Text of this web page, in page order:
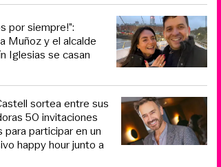
por siempre!”:
Muñoz y el alcalde
Iglesias se casan
sortea entre sus
50 invitaciones
para participar en un
happy hour junto a